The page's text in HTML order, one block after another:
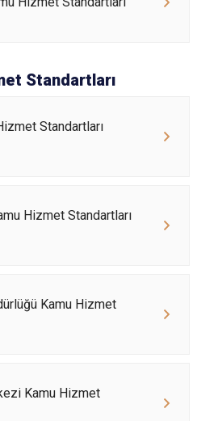
Standartları
Standartları
Hizmet Standartları
Kamu Hizmet
Kamu Hizmet